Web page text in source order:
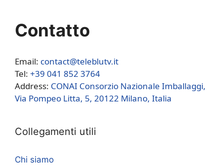
Contatto
Email: contact@teleblutv.it
Tel: +39 041 852 3764
Address: CONAI Consorzio Nazionale Imballaggi,
Via Pompeo Litta, 5, 20122 Milano, Italia
Collegamenti utili
Chi siamo